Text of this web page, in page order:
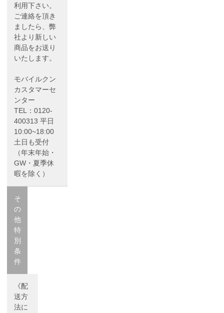
利用下さい。
ご連絡を頂き
ましたら、弊
社より新しい
商品をお送り
いたします。
モバイルクン
カスタマーセ
ンター
TEL：0120-
400313 平日
10:00~18:00
土日も受付
（年末年始・
GW・夏季休
暇を除く）
そ
の
他
特
別
条
件
《配
送方
法に